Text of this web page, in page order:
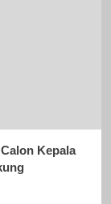
Kepala